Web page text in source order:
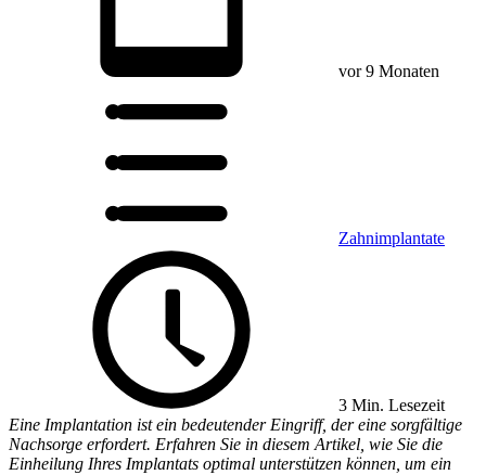
vor 9 Monaten
Zahnimplantate
3 Min. Lesezeit
Eine Implantation ist ein bedeutender Eingriff, der eine sorgfältige
Nachsorge erfordert. Erfahren Sie in diesem Artikel, wie Sie die
Einheilung Ihres Implantats optimal unterstützen können, um ein